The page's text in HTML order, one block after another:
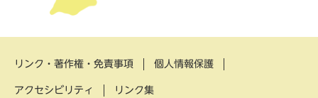
リンク・著作権・免責事項 個人情報保護
アクセシビリティ リンク集